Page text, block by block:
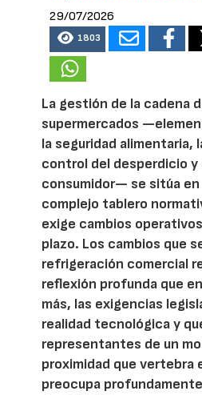
29/07/2026
1803
La gestión de la cadena
supermercados
la seguridad alimentaria,
control del desperdicio
consumidor— se sitúa
complejo tablero
exige cambios
plazo. Los cambios que
refrigeración comercial
reflexión profunda que
más, las exigencias
realidad tecnológica y
representantes de un
proximidad que vertebra
preocupa